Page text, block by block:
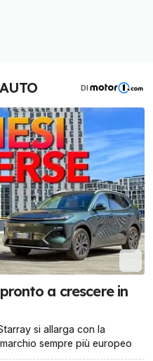
DI
a crescere in
si allarga con la
sempre più europeo